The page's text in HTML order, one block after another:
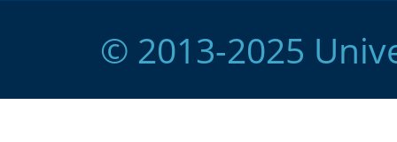
© 2013-2025